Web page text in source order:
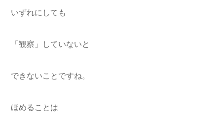
いずれにしても
「観察」していないと
できないことですね。
ほめることは